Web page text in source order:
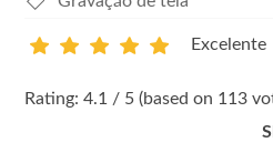
2
Excelente
Rating: 4.1 / 5 (based on 113